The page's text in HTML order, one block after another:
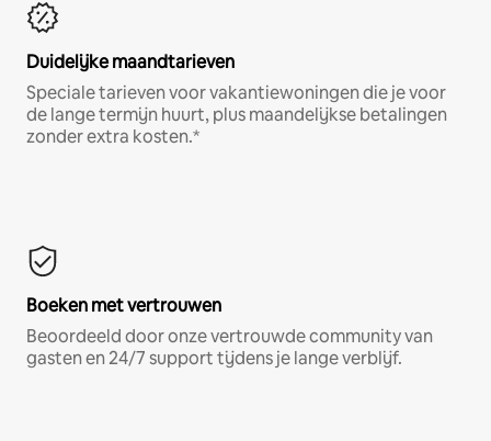
Duidelijke maandtarieven
Speciale tarieven voor vakantiewoningen die je voor
de lange termijn huurt, plus maandelijkse betalingen
zonder extra kosten.*
Boeken met vertrouwen
Beoordeeld door onze vertrouwde community van
gasten en 24/7 support tijdens je lange verblijf.